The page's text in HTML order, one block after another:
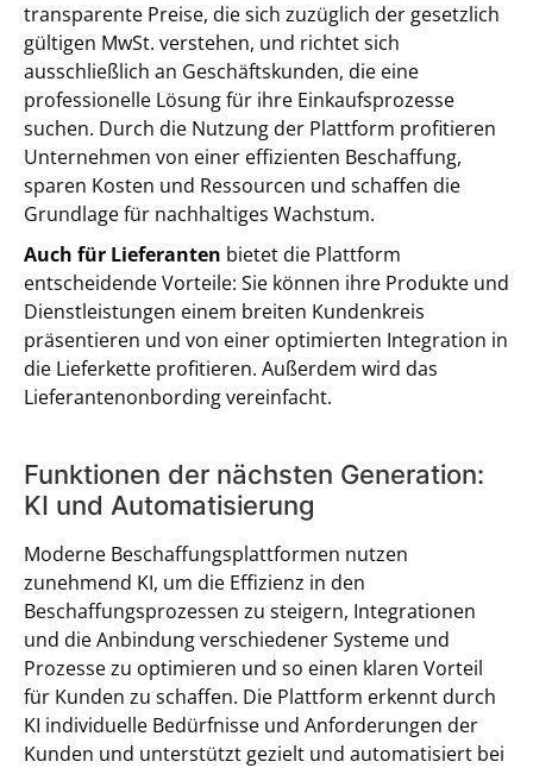
transparente Preise, die sich zuzüglich der gesetzlich
gültigen MwSt. verstehen, und richtet sich
ausschließlich an Geschäftskunden, die eine
professionelle Lösung für ihre Einkaufsprozesse
suchen. Durch die Nutzung der Plattform profitieren
Unternehmen von einer effizienten Beschaffung,
sparen Kosten und Ressourcen und schaffen die
Grundlage für nachhaltiges Wachstum.
Auch für Lieferanten bietet die Plattform
entscheidende Vorteile: Sie können ihre Produkte und
Dienstleistungen einem breiten Kundenkreis
präsentieren und von einer optimierten Integration in
die Lieferkette profitieren. Außerdem wird das
Lieferantenonbording vereinfacht.
Funktionen der nächsten Generation:
KI und Automatisierung
Moderne Beschaffungsplattformen nutzen
zunehmend KI, um die Effizienz in den
Beschaffungsprozessen zu steigern, Integrationen
und die Anbindung verschiedener Systeme und
Prozesse zu optimieren und so einen klaren Vorteil
für Kunden zu schaffen. Die Plattform erkennt durch
KI individuelle Bedürfnisse und Anforderungen der
Kunden und unterstützt gezielt und automatisiert bei